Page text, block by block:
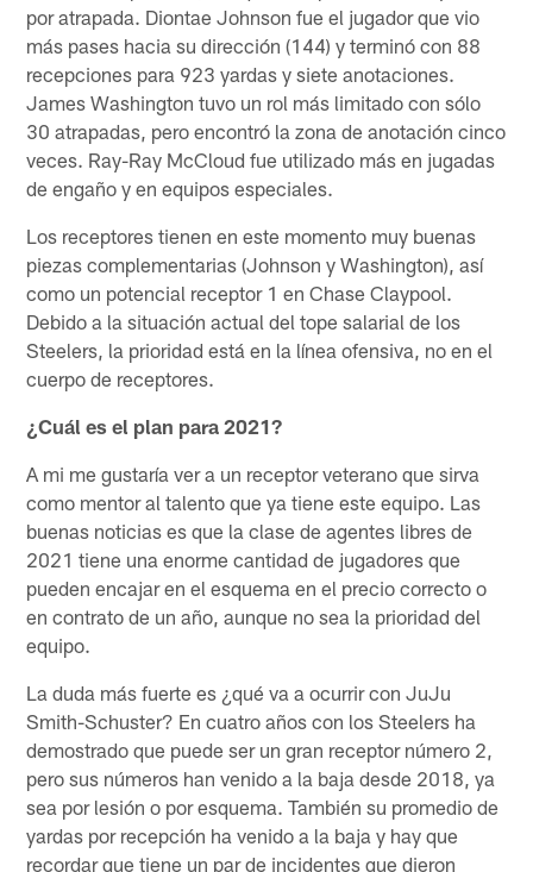
por atrapada. Diontae Johnson fue el jugador que vio
más pases hacia su dirección (144) y terminó con 88
recepciones para 923 yardas y siete anotaciones.
James Washington tuvo un rol más limitado con sólo
30 atrapadas, pero encontró la zona de anotación cinco
veces. Ray-Ray McCloud fue utilizado más en jugadas
de engaño y en equipos especiales.
Los receptores tienen en este momento muy buenas
piezas complementarias (Johnson y Washington), así
como un potencial receptor 1 en Chase Claypool.
Debido a la situación actual del tope salarial de los
Steelers, la prioridad está en la línea ofensiva, no en el
cuerpo de receptores.
¿Cuál es el plan para 2021?
A mi me gustaría ver a un receptor veterano que sirva
como mentor al talento que ya tiene este equipo. Las
buenas noticias es que la clase de agentes libres de
2021 tiene una enorme cantidad de jugadores que
pueden encajar en el esquema en el precio correcto o
en contrato de un año, aunque no sea la prioridad del
equipo.
La duda más fuerte es ¿qué va a ocurrir con JuJu
Smith-Schuster? En cuatro años con los Steelers ha
demostrado que puede ser un gran receptor número 2,
pero sus números han venido a la baja desde 2018, ya
sea por lesión o por esquema. También su promedio de
yardas por recepción ha venido a la baja y hay que
recordar que tiene un par de incidentes que dieron